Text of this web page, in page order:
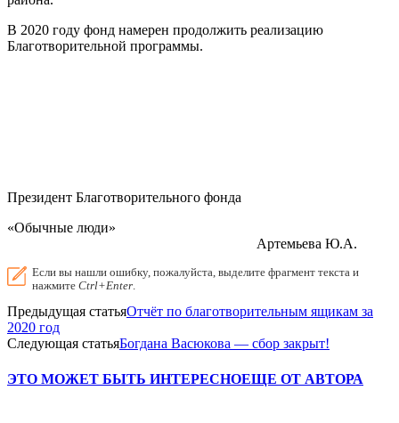
В 2020 году фонд намерен продолжить реализацию
Благотворительной программы.
Президент Благотворительного фонда
«Обычные люди»
Артемьева Ю.А.
Если вы нашли ошибку, пожалуйста, выделите фрагмент текста и
нажмите Ctrl+Enter
Предыдущая статьяОтчёт по благотворительным ящикам за
2020 год
Следующая статьяБогдана Васюкова — сбор закрыт!
ЭТО МОЖЕТ БЫТЬ ИНТЕРЕСНОЕЩЕ ОТ АВТОРА